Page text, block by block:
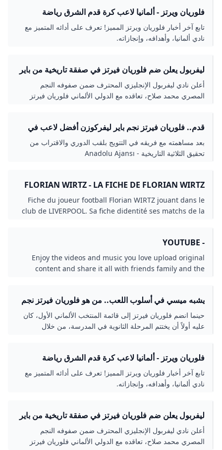
فلوريان ويرتز - ألمانيا لاعب كرة قدم الشرق رياضة
تابع آخر أخبار فلوريان ويرتز المميز! تعرف على أدائه المتميز مع
نادي ألمانيا، وأهدافه، وإنجازاته.
ليفربول يعلن ضم فلوريان فيرتز في صفقة تاريخية من باير
ليفركوزن - اليوم السابع
أعلن نادي ليفربول الإنجليزي المحترف ضمن صفوفه النجم
المصري محمد صلاح، تعاقده مع الدولي الألماني فلوريان فيرتز
قدم.. فلوريان فيرتز نجم باير ليفركوزن أفضل لاعب في
بوندسليغا
بعد مساهمته مع فريقه في التتويج بلقب الدوري والاقتراب من
تحقيق الثلاثية التاريخية - Anadolu Ajansı
FLORIAN WIRTZ - LA FICHE DE FLORIAN WIRTZ
JOUEUR LIVERPOOL
Fiche du joueur football Florian WIRTZ jouant dans le
club de LIVERPOOL. Sa fiche didentité ses matchs de la
- YOUTUBE
Enjoy the videos and music you love upload original
content and share it all with friends family and the
يشبه ميسي في أسلوب اللعب.. من هو فلوريان فيرتز نجم
نادي باير ليفركوزن الحالي؟!
حينما انضم فلوريان فيرتز إلى قائمة المنتخب الألماني الأول، كان
عليه أولاً أن يختتم المرحلة الثانوية في المدرسة، من خلال
فلوريان ويرتز - ألمانيا لاعب كرة قدم الشرق رياضة
تابع آخر أخبار فلوريان ويرتز المميز! تعرف على أدائه المتميز مع
نادي ألمانيا، وأهدافه، وإنجازاته.
ليفربول يعلن ضم فلوريان فيرتز في صفقة تاريخية من باير
ليفركوزن - اليوم السابع
أعلن نادي ليفربول الإنجليزي المحترف ضمن صفوفه النجم
المصري محمد صلاح، تعاقده مع الدولي الألماني فلوريان فيرتز